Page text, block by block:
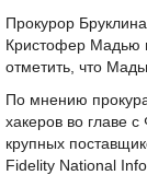
Прокурор
Кристофер Мадью
отметить, что
По мнению
хакеров во главе с
крупных
Fidelity National